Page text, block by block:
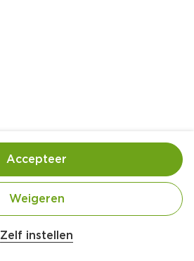
Bereiding
Zelf instellen
Weigeren
Accepteer